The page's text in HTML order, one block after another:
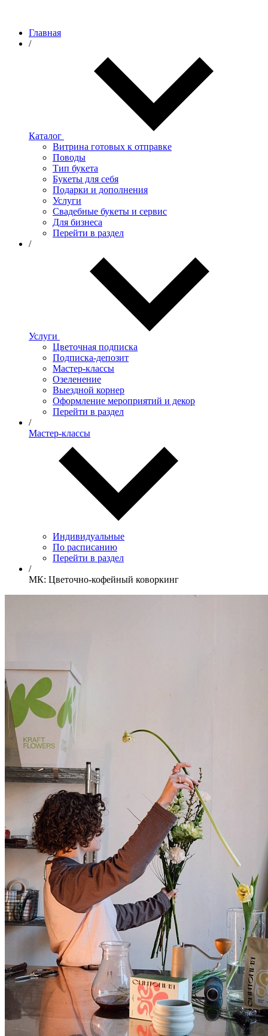
Главная
/
Каталог
Витрина готовых к отправке
Поводы
Тип букета
Букеты для себя
Подарки и дополнения
Услуги
Свадебные букеты и сервис
Для бизнеса
Перейти в раздел
/
Услуги
Цветочная подписка
Подписка-депозит
Мастер-классы
Озеленение
Выездной корнер
Оформление мероприятий и декор
Перейти в раздел
/
Мастер-классы
Индивидуальные
По расписанию
Перейти в раздел
/
МК: Цветочно-кофейный коворкинг